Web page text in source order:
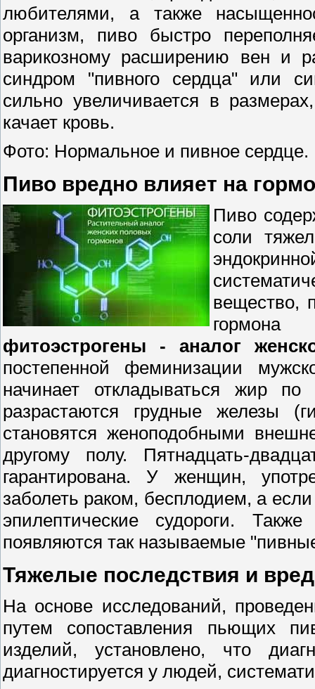
любителями, а также
организм, пиво быстро
варикозному расширению вен и
синдром "пивного сердца" или
сильно увеличивается в
качает кровь.
Фото: Нормальное и пивное сердце.
Пиво вредно влияет на
Пиво
соли
вещество,
фитоэстрогены - аналог
постепенной феминизации
начинает откладываться жир
разрастаются грудные железы
становятся женоподобными
другому полу. Пятнадцать-
гарантирована. У женщин,
заболеть раком, бесплодием, а
эпилептические судороги.
появляются так называемые
Тяжелые последствия и
На основе исследований,
путем сопоставления пьющих
изделий, установлено, что
диагностируется у людей,